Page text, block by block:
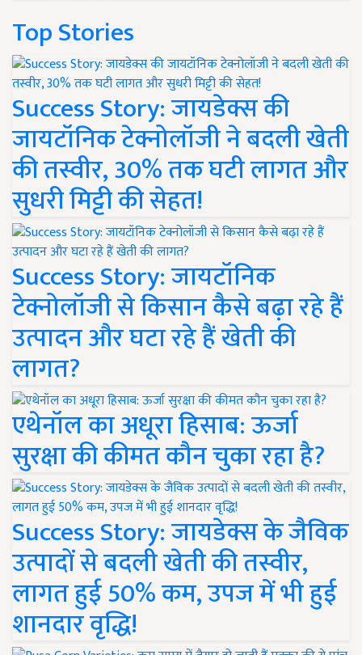
Top Stories
Success Story: जायडेक्स की
जायटॉनिक टेक्नोलॉजी ने बदली खेती
की तस्वीर, 30% तक घटी लागत और
सुधरी मिट्टी की सेहत!
Success Story: जायटॉनिक
टेक्नोलॉजी से किसान कैसे बढ़ा रहे हैं
उत्पादन और घटा रहे हैं खेती की
लागत?
एथेनॉल का अधूरा हिसाब: ऊर्जा
सुरक्षा की कीमत कौन चुका रहा है?
Success Story: जायडेक्स के जैविक
उत्पादों से बदली खेती की तस्वीर,
लागत हुई 50% कम, उपज में भी हुई
शानदार वृद्धि!